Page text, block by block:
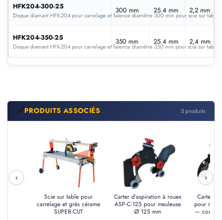
HFK204-300-25
Disque diamant HFK-204 pour carrelage et faïence diamètre 300 mm pour scie sur table
300 mm 25.4 mm 2,2 mm
HFK204-350-25
Disque diamant HFK-204 pour carrelage et faïence diamètre 350 mm pour scie sur table -
350 mm 25.4 mm 2,4 mm
🔗PRODUITS ASSOCIÉS 5 produits
‹ ›
Scie sur table pour
carrelage et grès cérame
SUPER-CUT
Carter d’aspiration à roues
ASP-C-125 pour meuleuse
Ø 125 mm
Carter
pour
— couper